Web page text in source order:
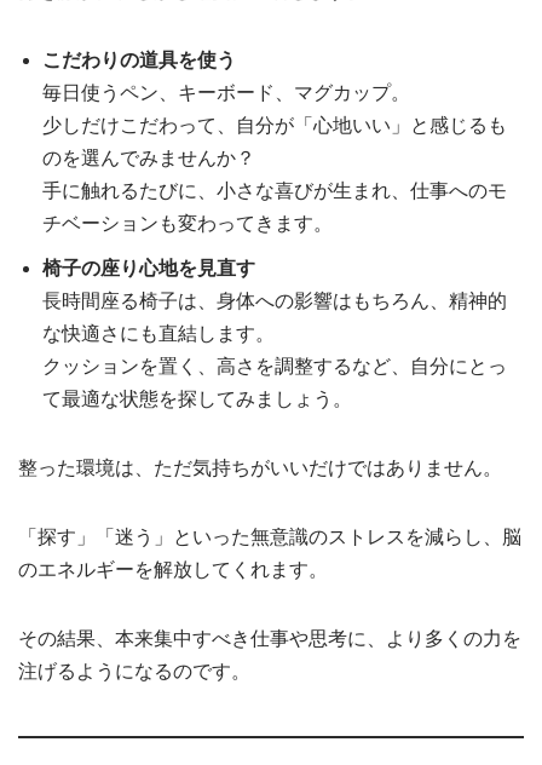
こだわりの道具を使う
毎日使うペン、キーボード、マグカップ。
少しだけこだわって、自分が「心地いい」と感じるも
のを選んでみませんか？
手に触れるたびに、小さな喜びが生まれ、仕事へのモ
チベーションも変わってきます。
椅子の座り心地を見直す
長時間座る椅子は、身体への影響はもちろん、精神的
な快適さにも直結します。
クッションを置く、高さを調整するなど、自分にとっ
て最適な状態を探してみましょう。
整った環境は、ただ気持ちがいいだけではありません。
「探す」「迷う」といった無意識のストレスを減らし、脳
のエネルギーを解放してくれます。
その結果、本来集中すべき仕事や思考に、より多くの力を
注げるようになるのです。